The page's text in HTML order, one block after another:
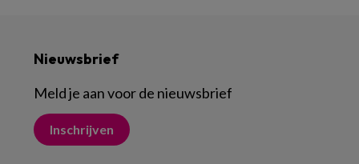
Nieuwsbrief
Meld je aan voor de nieuwsbrief
Inschrijven